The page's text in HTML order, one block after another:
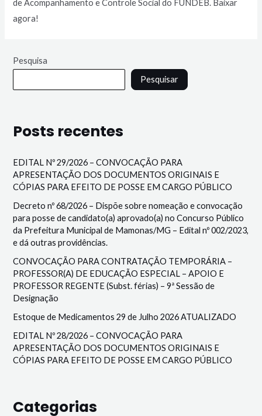
de Acompanhamento e Controle Social do FUNDEB. Baixar
agora!
Pesquisa
Pesquisar
Posts recentes
EDITAL Nº 29/2026 – CONVOCAÇÃO PARA
APRESENTAÇÃO DOS DOCUMENTOS ORIGINAIS E
CÓPIAS PARA EFEITO DE POSSE EM CARGO PÚBLICO
Decreto nº 68/2026 – Dispõe sobre nomeação e convocação
para posse de candidato(a) aprovado(a) no Concurso Público
da Prefeitura Municipal de Mamonas/MG – Edital nº 002/2023,
e dá outras providências.
CONVOCAÇÃO PARA CONTRATAÇÃO TEMPORÁRIA –
PROFESSOR(A) DE EDUCAÇÃO ESPECIAL – APOIO E
PROFESSOR REGENTE (Subst. férias) – 9ª Sessão de
Designação
Estoque de Medicamentos 29 de Julho 2026 ATUALIZADO
EDITAL Nº 28/2026 – CONVOCAÇÃO PARA
APRESENTAÇÃO DOS DOCUMENTOS ORIGINAIS E
CÓPIAS PARA EFEITO DE POSSE EM CARGO PÚBLICO
Categorias